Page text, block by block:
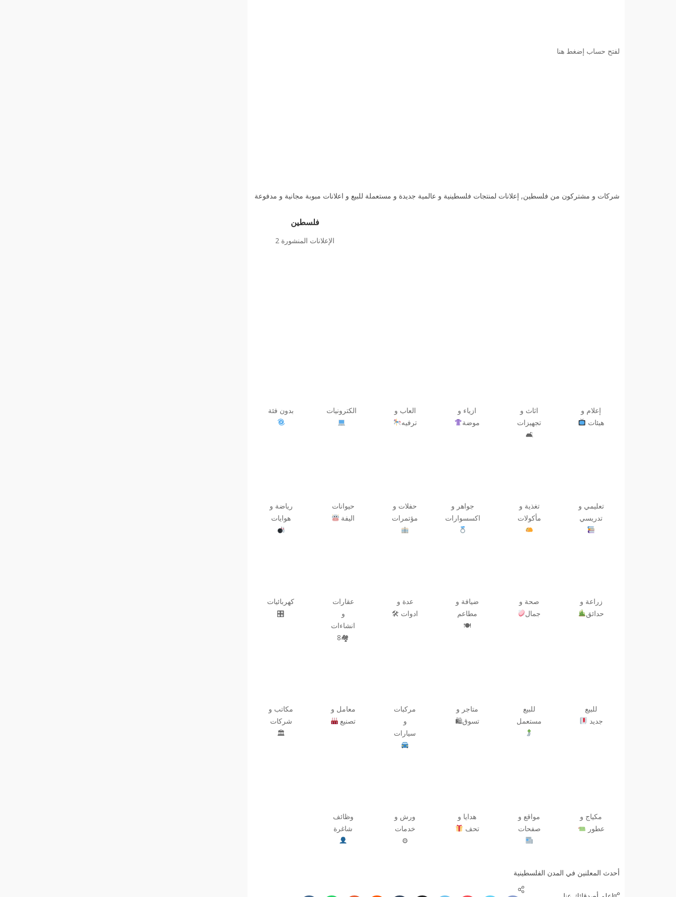
لفتح حساب إضغط هنا
شركات و مشتركون من فلسطين, إعلانات لمنتجات فلسطينية و عالمية جديدة و مستعملة للبيع و اعلانات مبوبة مجانية و مدفوعة
فلسطين
الإعلانات المنشورة 2
إعلام و
هيئات
اثاث و
تجهيزات
🛋
ازياء و
موضة
العاب و
ترفيه
الكترونيات بدون فئة
تعليمي و
تدريسي
تغذية و
مأكولات
جواهر و
اكسسوارات
حفلات و
مؤتمرات
حيوانات
اليفة
رياضة و
هوايات
زراعة و
حدائق
صحة و
جمال
ضيافة و
مطاعم
🍽
عدة و
ادوات 🛠
عقارات
و
انشاءات
🏘8
كهربائيات
🎛
للبيع
جديد
للبيع
مستعمل
متاجر و
تسوق🛍
مركبات
و
سيارات
معامل و
تصنيع
مكاتب و
شركات
🏛
مكياج و
عطور
مواقع و
صفحات
هدايا و
تحف
ورش و
خدمات
⚙
وظائف
شاغرة
أحدث المعلنين في المدن الفلسطينية